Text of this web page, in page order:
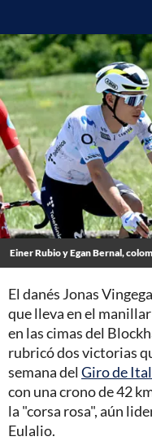
Einer Rubio y Egan Bernal,
El danés Jonas
que lleva en el
en las cimas del
rubricó dos victorias
semana del Giro de
con una crono de 42
la "corsa rosa", aún
Eulalio.